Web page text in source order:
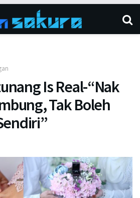
Is Real-“Nak
Tak Boleh